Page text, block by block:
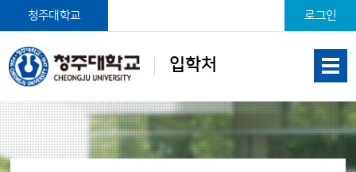
입학처
청주대학교 로그인